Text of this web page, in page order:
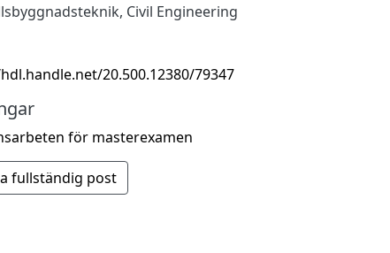
, Civil Engineering
20.500.12380/79347
för masterexamen
fullständig post